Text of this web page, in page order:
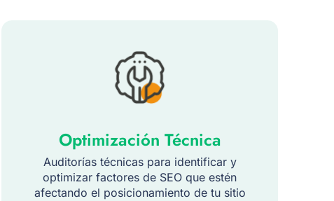
Optimización Técnica
Auditorías técnicas para identificar y
optimizar factores de SEO que estén
afectando el posicionamiento de tu sitio